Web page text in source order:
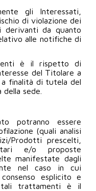
gli Interessati,
di violazione dei
da quanto
alle notifiche di
è il rispetto di
del Titolare a
finalità di tutela del
sede.
potranno essere
(quali analisi
Prodotti prescelti,
e/o proposte
manifestate dagli
nel caso in cui
esplicito e
tali trattamenti è il